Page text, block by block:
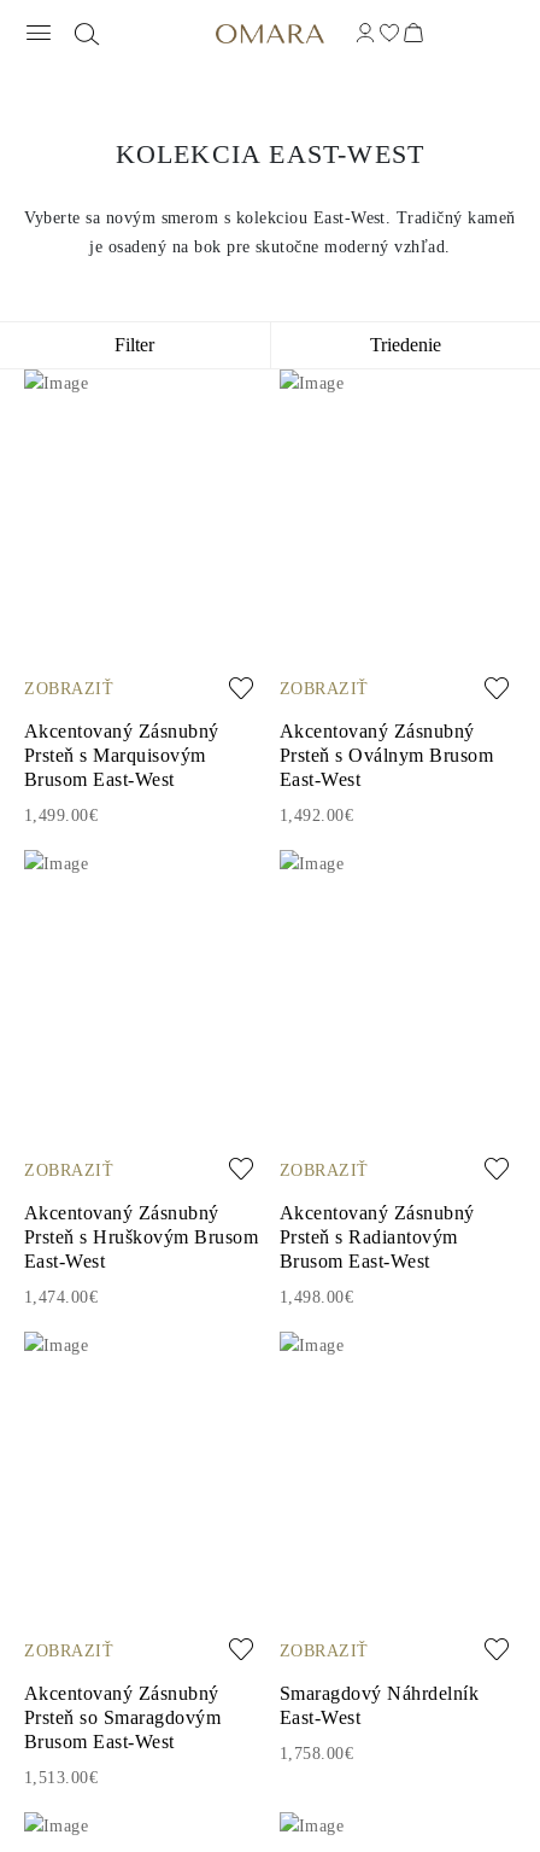
KOLEKCIA EAST-WEST
Vyberte sa novým smerom s kolekciou East-West. Tradičný kameň
je osadený na bok pre skutočne moderný vzhľad.
Filter Triedenie
ZOBRAZIŤ
Akcentovaný Zásnubný
Prsteň s Marquisovým
Brusom East-West
1,499.00€
ZOBRAZIŤ
Akcentovaný Zásnubný
Prsteň s Oválnym Brusom
East-West
1,492.00€
ZOBRAZIŤ
Akcentovaný Zásnubný
Prsteň s Hruškovým Brusom
East-West
1,474.00€
ZOBRAZIŤ
Akcentovaný Zásnubný
Prsteň s Radiantovým
Brusom East-West
1,498.00€
ZOBRAZIŤ
Akcentovaný Zásnubný
Prsteň so Smaragdovým
Brusom East-West
1,513.00€
ZOBRAZIŤ
Smaragdový Náhrdelník
East-West
1,758.00€